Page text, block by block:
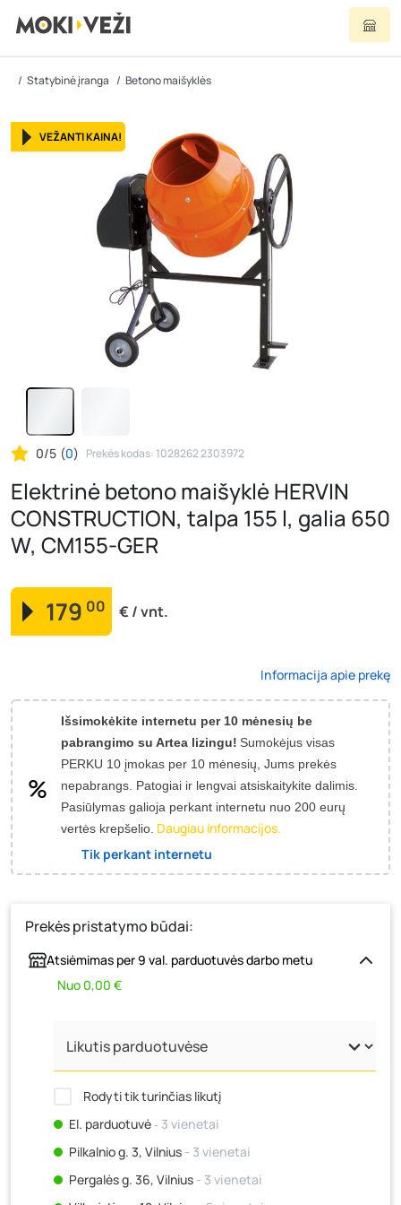
Statybinė įranga Betono maišyklės
VEŽANTI KAINA!
0/5 (0) Prekės kodas: 1028262 2303972
Elektrinė betono maišyklė HERVIN
CONSTRUCTION, talpa 155 l, galia 650
W, CM155-GER
179 00 € / vnt.
Informacija apie prekę
Išsimokėkite internetu per 10 mėnesių be
pabrangimo su Artea lizingu! Sumokėjus visas
PERKU 10 įmokas per 10 mėnesių, Jums prekės
nepabrangs. Patogiai ir lengvai atsiskaitykite dalimis.
Pasiūlymas galioja perkant internetu nuo 200 eurų
vertės krepšelio. Daugiau informacijos.
Tik perkant internetu
Prekės pristatymo būdai:
Atsiėmimas per 9 val. parduotuvės darbo metu
Nuo 0,00 €
Rodyti tik turinčias likutį
El. parduotuvė‐ 3 vienetai
Pilkalnio g. 3, Vilnius - 3 vienetai
Pergalės g. 36, Vilnius - 3 vienetai